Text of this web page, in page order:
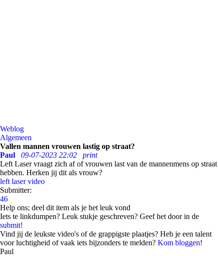
Weblog
Algemeen
Vallen mannen vrouwen lastig op straat?
Paul
09-07-2023 22:02
print
Left Laser vraagt zich af of vrouwen last van de mannenmens op straat
hebben. Herken jij dit als vrouw?
left laser video
Submitter:
46
Help ons; deel dit item als je het leuk vond
Iets te linkdumpen? Leuk stukje geschreven? Geef het door in de
submit!
Vind jij de leukste video's of de grappigste plaatjes? Heb je een talent
voor luchtigheid of vaak iets bijzonders te melden? Kom bloggen!
Paul